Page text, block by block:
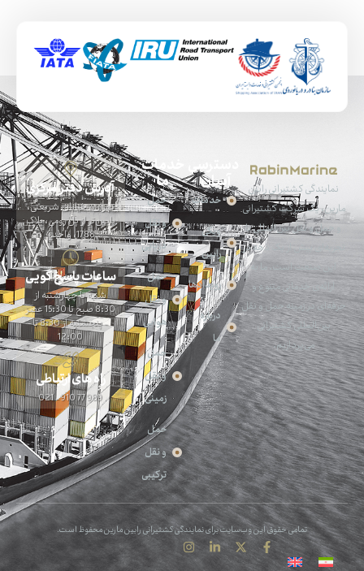
نمایندگی کشتیرانی رابین
مارین، یک شرکت کشتیرانی
و حمل و نقل بین‌المللی با
تجربه‌ای بیش از یک دهه در
این صنعت است. ما به
ارائه‌ی خدماتی متنوع و
حرفه‌ای در زمینه حمل‌ و‌ نقل
بین‌المللی کشتیرانی
می‌پردازیم.
دسترسی
آسان
خدمات
ویکی
رابین
رویدادها
درباره
ما
خدمات
ما
حمل
و نقل
دریایی
حمل
و نقل
هوایی
حمل
و نقل
زمینی
حمل
و نقل
ترکیبی
آدرس دفتر مرکزی
تهران، خیابان شریعتی،
پایین‌تر از پل رومی، پلاک
1788، واحد 4
ساعات پاسخ گویی
شنبه تا چهارشنبه از
8:30 صبح تا 15:30 عصر
- پنجشنبه از 8:30 تا
12:00
راه های ارتباطی
989 77 910 - 021
تمامی حقوق این وب‌سایت برای نمایندگی کشتیرانی رابین مارین محفوظ است.